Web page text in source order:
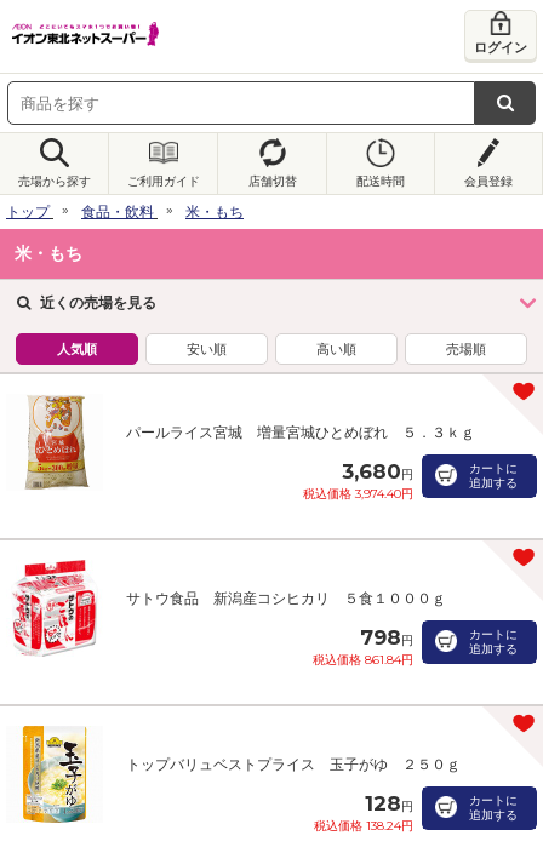
ログイン
売場から探す ご利用ガイド 店舗切替 配送時間 会員登録
トップ 食品・飲料 米・もち
米・もち
近くの売場を見る
人気順 安い順 高い順 売場順
パールライス宮城 増量宮城ひとめぼれ ５．３ｋｇ
3,680円
税込価格 3,974.40円
カートに
追加する
サトウ食品 新潟産コシヒカリ ５食１０００ｇ
798円
税込価格 861.84円
カートに
追加する
トップバリュベストプライス 玉子がゆ ２５０ｇ
128円
税込価格 138.24円
カートに
追加する